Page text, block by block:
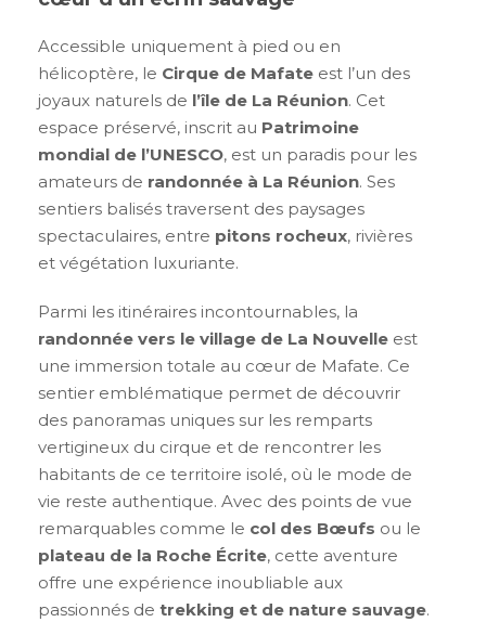
Accessible uniquement à pied ou en
hélicoptère, le Cirque de Mafate est l’un des
joyaux naturels de l’île de La Réunion. Cet
espace préservé, inscrit au Patrimoine
mondial de l’UNESCO, est un paradis pour les
amateurs de randonnée à La Réunion. Ses
sentiers balisés traversent des paysages
spectaculaires, entre pitons rocheux, rivières
et végétation luxuriante.
Parmi les itinéraires incontournables, la
randonnée vers le village de La Nouvelle est
une immersion totale au cœur de Mafate. Ce
sentier emblématique permet de découvrir
des panoramas uniques sur les remparts
vertigineux du cirque et de rencontrer les
habitants de ce territoire isolé, où le mode de
vie reste authentique. Avec des points de vue
remarquables comme le col des Bœufs ou le
plateau de la Roche Écrite, cette aventure
offre une expérience inoubliable aux
passionnés de trekking et de nature sauvage.